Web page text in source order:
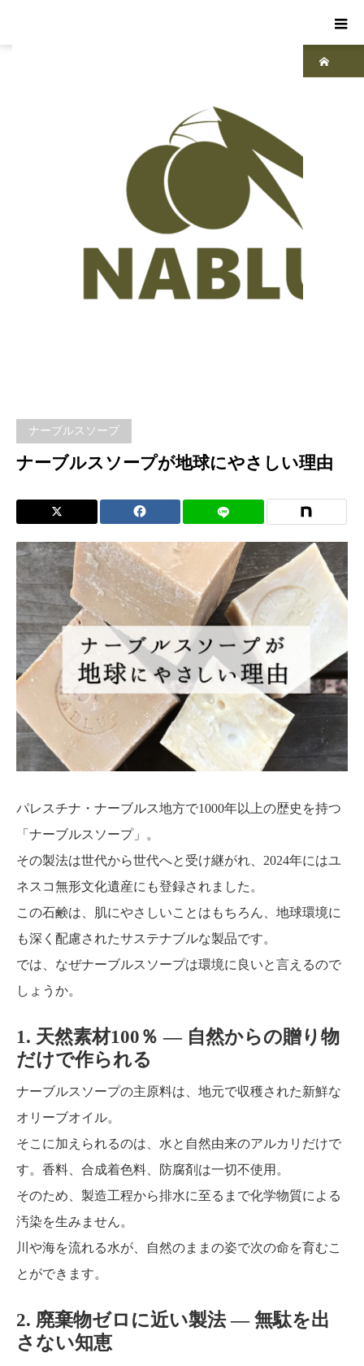
プが
さし
い理
ナーブルスソープ
ナーブルスソープが地球にやさしい理由
パレスチナ・ナーブルス地方で1000年以上の歴史を持つ
「ナーブルスソープ」。
その製法は世代から世代へと受け継がれ、2024年にはユ
ネスコ無形文化遺産にも登録されました。
この石鹸は、肌にやさしいことはもちろん、地球環境に
も深く配慮されたサステナブルな製品です。
では、なぜナーブルスソープは環境に良いと言えるので
しょうか。
1. 天然素材100％ ― 自然からの贈り物
だけで作られる
ナーブルスソープの主原料は、地元で収穫された新鮮な
オリーブオイル。
そこに加えられるのは、水と自然由来のアルカリだけで
す。香料、合成着色料、防腐剤は一切不使用。
そのため、製造工程から排水に至るまで化学物質による
汚染を生みません。
川や海を流れる水が、自然のままの姿で次の命を育むこ
とができます。
2. 廃棄物ゼロに近い製法 ― 無駄を出
さない知恵